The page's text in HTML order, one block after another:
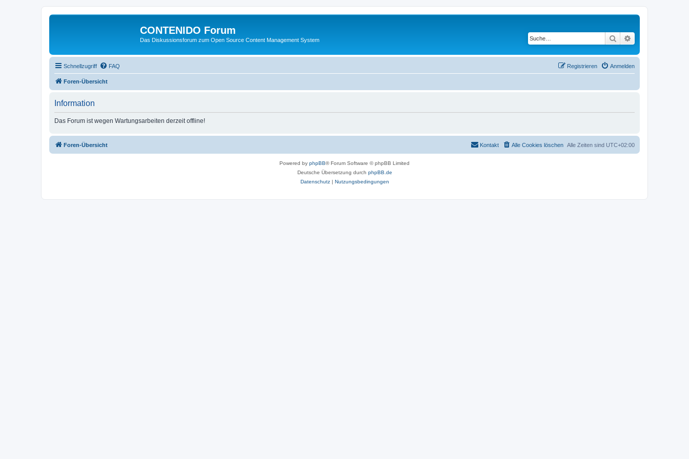
CONTENIDO Forum
Das Diskussionsforum zum Open Source Content Management System Suche
Schnellzugriff FAQ Anmelden
Registrieren
Foren-Übersicht
Information
Das Forum ist wegen Wartungsarbeiten derzeit offline!
Foren-Übersicht Alle Zeiten sind UTC+02:00
Alle Cookies löschen
Kontakt
Powered by phpBB® Forum Software © phpBB Limited
Deutsche Übersetzung durch phpBB.de
Datenschutz| Nutzungsbedingungen